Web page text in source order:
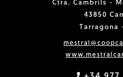
Ctra. Cambrils -
43850
Tarragona